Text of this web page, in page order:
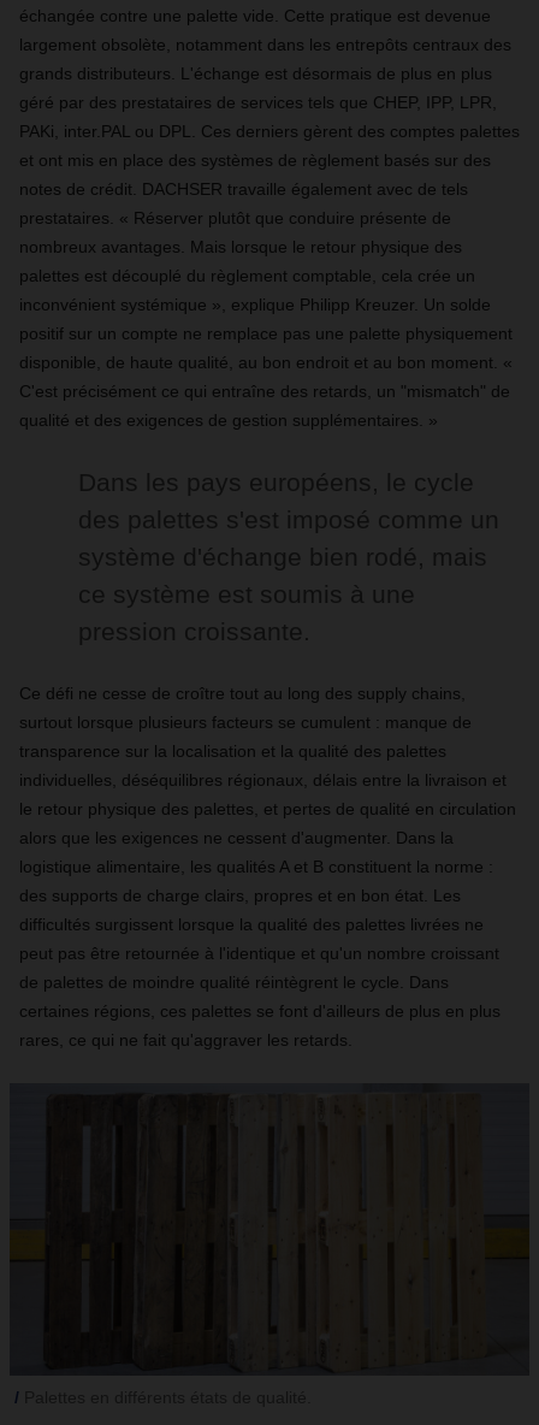
échangée contre une palette vide. Cette pratique est devenue
largement obsolète, notamment dans les entrepôts centraux des
grands distributeurs. L'échange est désormais de plus en plus
géré par des prestataires de services tels que CHEP, IPP, LPR,
PAKi, inter.PAL ou DPL. Ces derniers gèrent des comptes palettes
et ont mis en place des systèmes de règlement basés sur des
notes de crédit. DACHSER travaille également avec de tels
prestataires. « Réserver plutôt que conduire présente de
nombreux avantages. Mais lorsque le retour physique des
palettes est découplé du règlement comptable, cela crée un
inconvénient systémique », explique Philipp Kreuzer. Un solde
positif sur un compte ne remplace pas une palette physiquement
disponible, de haute qualité, au bon endroit et au bon moment. «
C'est précisément ce qui entraîne des retards, un "mismatch" de
qualité et des exigences de gestion supplémentaires. »
Dans les pays européens, le cycle
des palettes s'est imposé comme un
système d'échange bien rodé, mais
ce système est soumis à une
pression croissante.
Ce défi ne cesse de croître tout au long des supply chains,
surtout lorsque plusieurs facteurs se cumulent : manque de
transparence sur la localisation et la qualité des palettes
individuelles, déséquilibres régionaux, délais entre la livraison et
le retour physique des palettes, et pertes de qualité en circulation
alors que les exigences ne cessent d'augmenter. Dans la
logistique alimentaire, les qualités A et B constituent la norme :
des supports de charge clairs, propres et en bon état. Les
difficultés surgissent lorsque la qualité des palettes livrées ne
peut pas être retournée à l'identique et qu'un nombre croissant
de palettes de moindre qualité réintègrent le cycle. Dans
certaines régions, ces palettes se font d'ailleurs de plus en plus
rares, ce qui ne fait qu'aggraver les retards.